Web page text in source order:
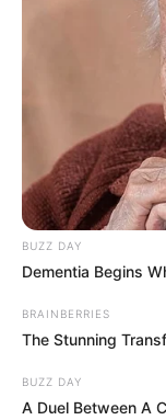
BUZZ DAY
Dementia Begins
BRAINBERRIES
The Stunning
BUZZ DAY
A Duel Between A